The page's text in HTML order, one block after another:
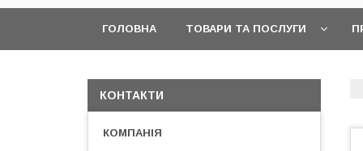
ГОЛОВНА ТОВАРИ ТА ПОСЛУГИ
КОНТАКТИ